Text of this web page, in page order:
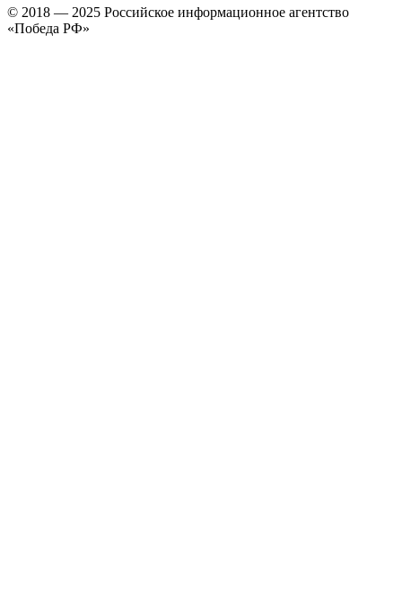
© 2018 — 2025 Российское информационное агентство
«Победа РФ»